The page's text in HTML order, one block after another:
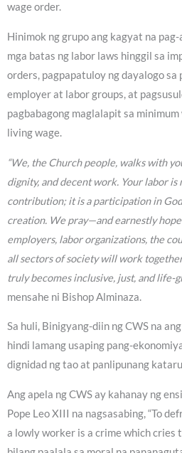
wage order.
Hinimok ng grupo ang kagyat na
mga batas ng labor laws hinggil sa
orders, pagpapatuloy ng dayalogo sa
employer at labor groups, at
pagbabagong maglalapit sa
living wage.
“We, the Church people, walks with
dignity, and decent work. Your labor
contribution; it is a participation in
creation. We pray—and earnestly
employers, labor organizations, the
all sectors of society will work
truly becomes inclusive, just, and life-
mensahe ni Bishop Alminaza.
Sa huli, Binigyang-diin ng CWS na
hindi lamang usaping pang-
dignidad ng tao at panlipunang
Ang apela ng CWS ay kahanay ng
Pope Leo XIII na nagsasabing, “To
a lowly worker is a crime which cries